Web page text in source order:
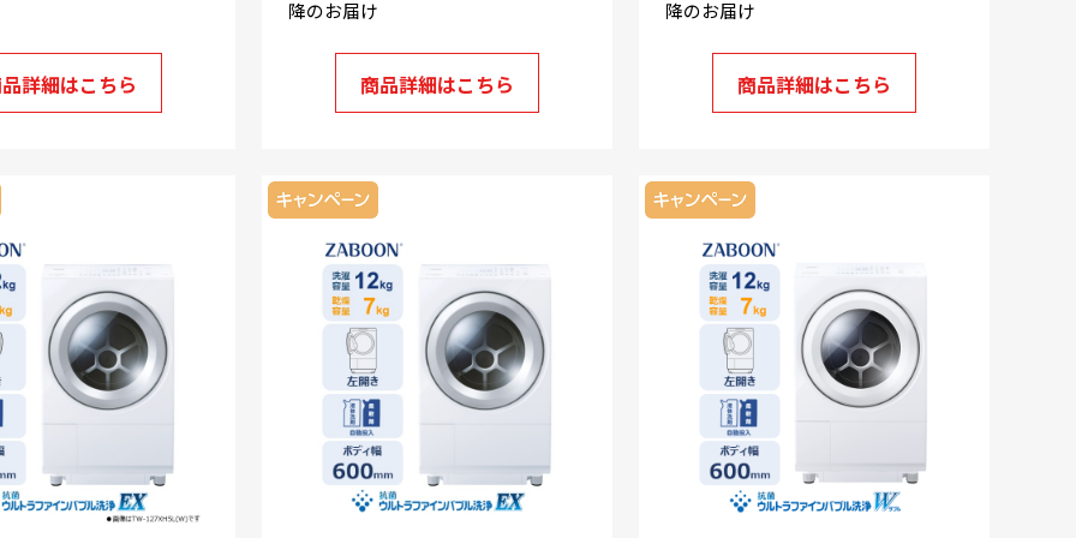
詳細はこちら
降のお届け
商品詳細はこちら
降のお届け
商品詳細はこちら